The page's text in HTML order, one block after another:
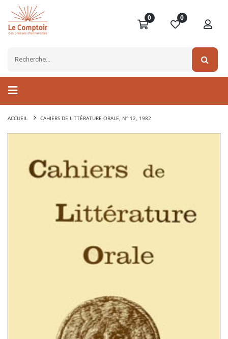
0 0
ACCUEIL CAHIERS DE LITTÉRATURE ORALE, N° 12, 1982